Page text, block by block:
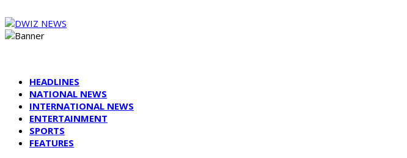
HEADLINES
NATIONAL NEWS
INTERNATIONAL NEWS
ENTERTAINMENT
SPORTS
FEATURES